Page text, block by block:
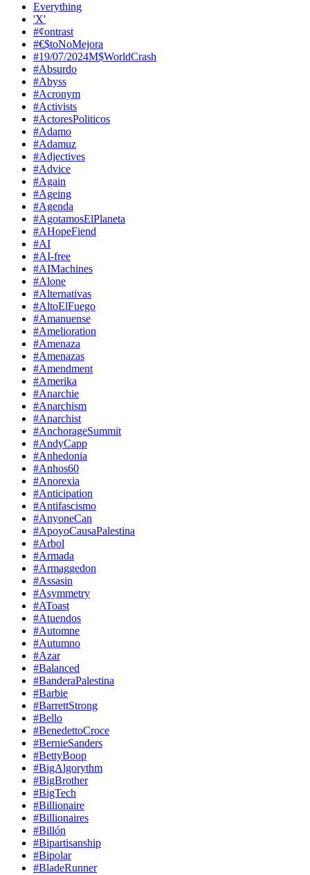
Everything
'X'
#¢ontrast
#€$toNoMejora
#19/07/2024M$WorldCrash
#Absurdo
#Abyss
#Acronym
#Activists
#ActoresPoliticos
#Adamo
#Adamuz
#Adjectives
#Advice
#Again
#Ageing
#Agenda
#AgotamosElPlaneta
#AHopeFiend
#AI
#AI-free
#AIMachines
#Alone
#Alternativas
#AltoElFuego
#Amanuense
#Amelioration
#Amenaza
#Amenazas
#Amendment
#Amerika
#Anarchie
#Anarchism
#Anarchist
#AnchorageSummit
#AndyCapp
#Anhedonia
#Anhos60
#Anorexia
#Anticipation
#Antifascismo
#AnyoneCan
#ApoyoCausaPalestina
#Arbol
#Armada
#Armaggedon
#Assasin
#Asymmetry
#AToast
#Atuendos
#Automne
#Autumno
#Azar
#Balanced
#BanderaPalestina
#Barbie
#BarrettStrong
#Bello
#BenedettoCroce
#BernieSanders
#BettyBoop
#BigAlgorythm
#BigBrother
#BigTech
#Billionaire
#Billionaires
#Billón
#Bipartisanship
#Bipolar
#BladeRunner